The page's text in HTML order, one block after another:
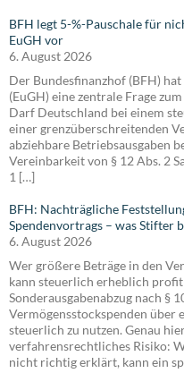
BFH legt 5-%-Pauschale für
EuGH vor
6. August 2026
Der Bundesfinanzhof (BFH)
(EuGH) eine zentrale Frage
Darf Deutschland bei einem
einer grenzüberschreitenden
abziehbare Betriebsausgaben
Vereinbarkeit von § 12 Abs. 2
1 […]
BFH: Nachträgliche
Spendenvortrags – was Stifter
6. August 2026
Wer größere Beträge in den
kann steuerlich erheblich
Sonderausgabenabzug nach §
Vermögensstockspenden über
steuerlich zu nutzen. Genau
verfahrensrechtliches Risiko:
nicht richtig erklärt, kann ein